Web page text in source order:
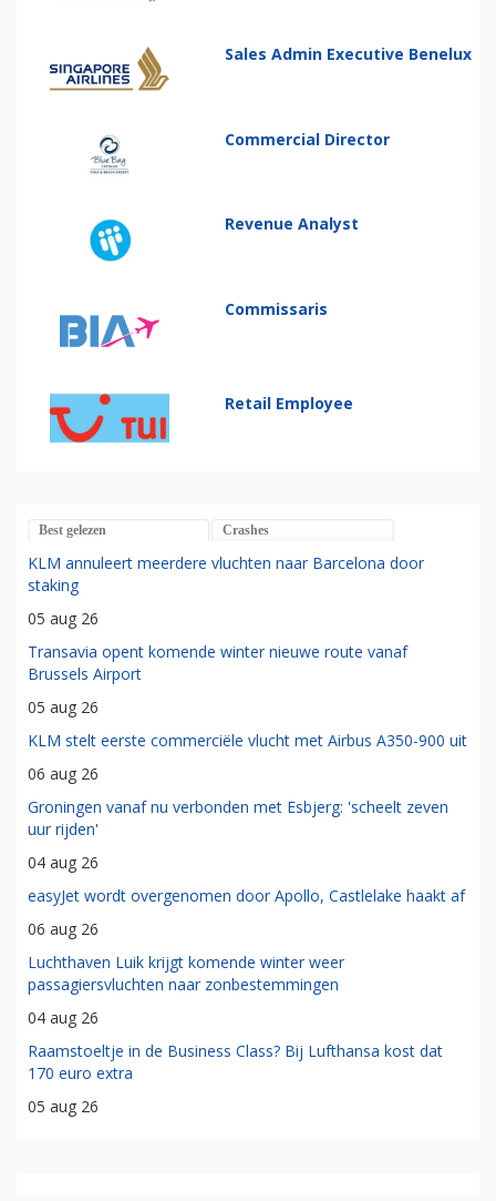
Sales Admin Executive Benelux
Commercial Director
Revenue Analyst
Commissaris
Retail Employee
Best gelezen Crashes
KLM annuleert meerdere vluchten naar Barcelona door
staking
05 aug 26
Transavia opent komende winter nieuwe route vanaf
Brussels Airport
05 aug 26
KLM stelt eerste commerciële vlucht met Airbus A350-900 uit
06 aug 26
Groningen vanaf nu verbonden met Esbjerg: 'scheelt zeven
uur rijden'
04 aug 26
easyJet wordt overgenomen door Apollo, Castlelake haakt af
06 aug 26
Luchthaven Luik krijgt komende winter weer
passagiersvluchten naar zonbestemmingen
04 aug 26
Raamstoeltje in de Business Class? Bij Lufthansa kost dat
170 euro extra
05 aug 26